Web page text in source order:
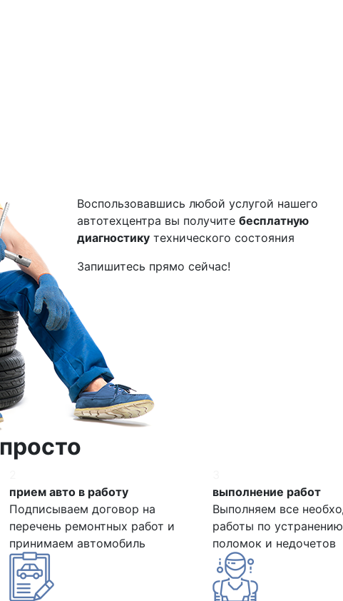
Воспользовавшись любой услугой нашего
автотехцентра вы получите бесплатную
диагностику технического состояния
Запишитесь прямо сейчас!
просто
прием авто в работу
Подписываем договор на
перечень ремонтных работ и
принимаем автомобиль
выполнение работ
Выполняем все
работы по устранению
поломок и недочетов